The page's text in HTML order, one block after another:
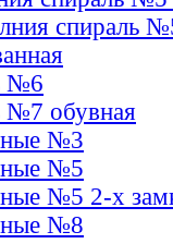
спираль
№6
№7 обувная
№3
№5
№5 2-х
№8